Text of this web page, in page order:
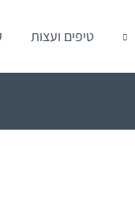
טיפים ועצות